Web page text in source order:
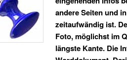
andere Seiten und
zeitaufwändig ist.
Foto, möglichst im
längste Kante. Die